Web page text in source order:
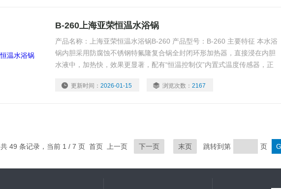
B-260上海亚荣恒温水浴锅
产品名称：上海亚荣恒温水浴锅B-260 产品型号：B-260 主要特征 本水浴
锅内胆采用防腐蚀不锈钢特氟隆复合锅全封闭环形加热器，直接浸在内胆
水液中，加热快，效果更显著，配有“恒温控制仪”内置式温度传感器，正
更新时间：2026-01-15 浏览次数：2167
共 49 条记录，当前 1 / 7 页 首页 上一页 下一页 末页 跳转到第 页